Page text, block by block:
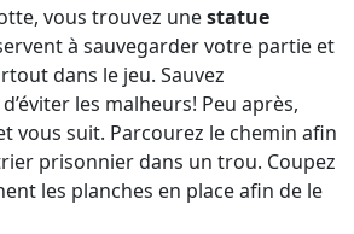
vous trouvez unestatue
à sauvegarder votre partie et
dans le jeu. Sauvez
les malheurs! Peu après,
vous suit. Parcourez le chemin afin
prisonnier dans un trou. Coupez
les planches en place afin de le